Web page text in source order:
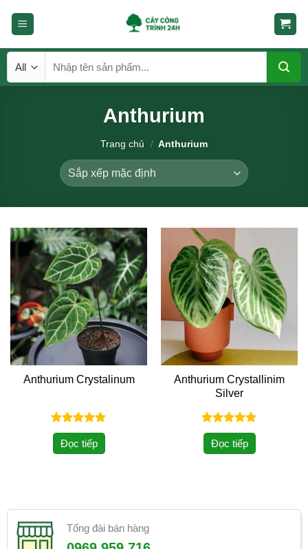
kiếm:
Anthurium
Trang chủ / Anthurium
Anthurium Crystalinum
Được xếp
hạng5.00
5 sao
Đọc tiếp
Anthurium Crystallinim
Silver
Được xếp
hạng5.00
5 sao
Đọc tiếp
Tổng đài bán hàng